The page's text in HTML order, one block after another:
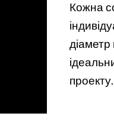
Кожна
проекту.